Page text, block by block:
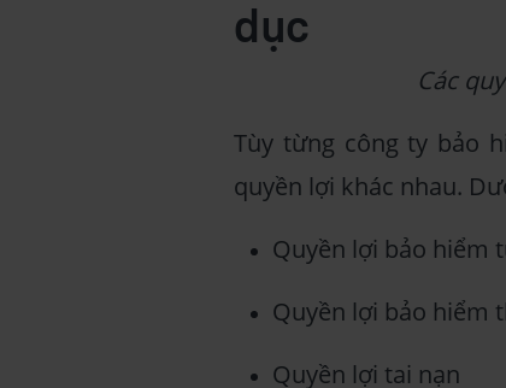
dục
Các
Tùy từng công ty bảo
quyền lợi khác nhau.
Quyền lợi bảo hiểm
Quyền lợi bảo hiểm
Quyền lợi tai nạn